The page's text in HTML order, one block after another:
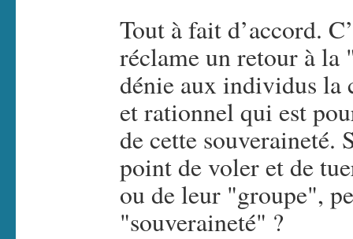
Tout à fait d’accord.
réclame un retour à la
dénie aux individus la
et rationnel qui est
de cette souveraineté.
point de voler et de
ou de leur "groupe",
"souveraineté" ?